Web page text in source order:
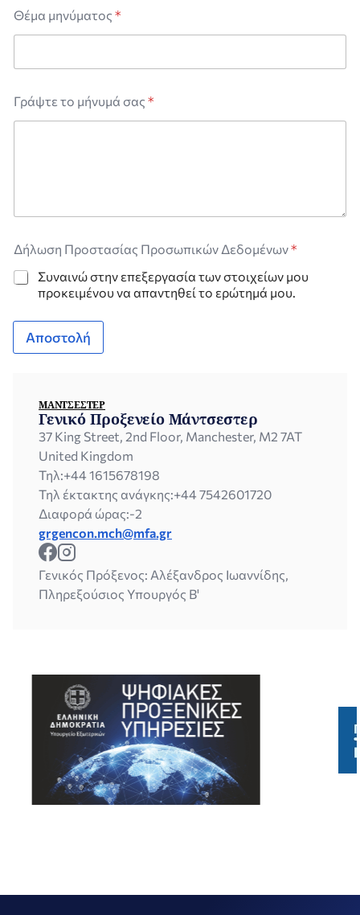
Θέμα μηνύματος *
ρ
ά
κ
ε
σ
τ
Γ
ά
Γράψτε το μήνυμά σας *
Δήλωση Προστασίας Προσωπικών Δεδομένων*
Συναινώ στην επεξεργασία των στοιχείων μου
προκειμένου να απαντηθεί το ερώτημά μου.
Αποστολή
ΜΆΝΤΣΕΣΤΕΡ
Γενικό Προξενείο Μάντσεστερ
37 King Street, 2nd Floor, Manchester, M2 7AT
United Kingdom
Τηλ:+44 1615678198
Τηλ έκτακτης ανάγκης:+44 7542601720
Διαφορά ώρας:-2
grgencon.mch@mfa.gr
Γενικός Πρόξενος: Αλέξανδρος Ιωαννίδης,
Πληρεξούσιος Υπουργός Β'